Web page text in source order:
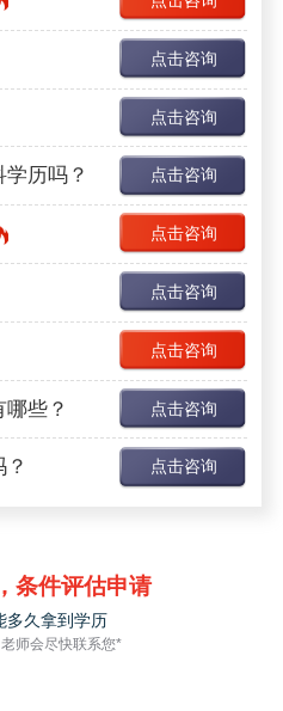
点击咨询
点击咨询
历吗？ 点击咨询
点击咨询
点击咨询
点击咨询
些？ 点击咨询
点击咨询
条件评估申请
多久拿到学历
师会尽快联系您*